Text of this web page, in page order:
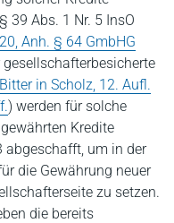
39 Abs. 1 Nr. 5 InsO
Anh. § 64 GmbHG
Bitter in Scholz, 12. Aufl.
) werden für solche
Kredite
abgeschafft, um in der
die Gewährung neuer
zu setzen.
die bereits